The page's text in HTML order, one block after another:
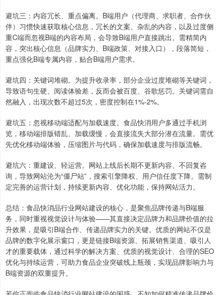
避坑三：内容冗长、重点偏离。B端用户（代理商、求职者、合作伙
伴）习惯快速获取核心信息，冗长的文案、杂乱的内容，以及过度侧
重C端而忽视B端的内容布局，会导致B端用户直接跳出。需精简内
容，突出核心信息（品牌实力、B端政策、对接入口），段落简短，
重点强化B端专属内容，贴合B端用户需求。
避坑四：关键词堆砌。为提升收录率，部分企业过度堆砌等关键词，
导致语句生硬、阅读体验差，反而会被百度、谷歌惩罚。关键词需自
然融入，出现次数不超过5次，密度控制在1%-2%。
避坑五：忽视移动端适配与加载速度。食品快消用户多通过手机浏
览，移动端排版错乱、加载缓慢，会直接流失大部分潜在流量。需优
先优化移动端体验，压缩图片与代码，确保加载速度与排版流畅。
避坑六：重建设、轻运营。网站上线后长期不更新内容、不回复咨
询，导致网站沦为“僵尸站”，搜索引擎降权、用户信任度下降。需制
定完善的运营计划，持续更新内容、优化功能，保持网站活力。
总结：食品快消品行业网站建设的核心，是聚焦品牌传递与B端服
务，同时重视视觉设计与体验——其直接决定品牌力和品牌价值的拉
升效果，是吸引B端合作、传递品牌实力的关键。优质的网站不仅是
品牌的数字化展示窗口，更是链接B端资源、拓展销售渠道、吸引人
才的重要载体，通过科学的解决方案、优质的视觉设计、合理的SEO
优化与持续运营，可助力食品企业突破线上瓶颈，实现品牌影响力与
B端资源的双重提升。